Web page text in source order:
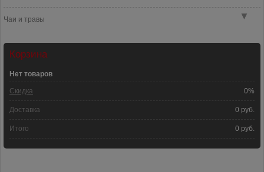
▼
Чаи и травы
Корзина
Нет товаров
Скидка 0%
Доставка 0 руб.
Итого 0 руб.